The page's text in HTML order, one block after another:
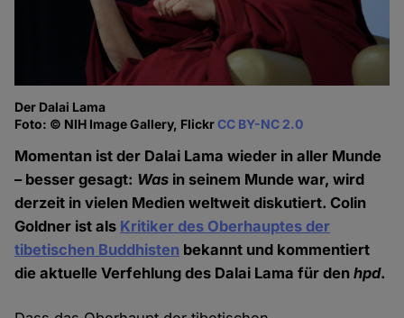
Der Dalai Lama
Foto: © NIH Image Gallery, FlickrCC BY-NC 2.0
Momentan ist der Dalai Lama wieder in aller Munde
– besser gesagt: Was in seinem Munde war, wird
derzeit in vielen Medien weltweit diskutiert. Colin
Goldner ist als Kritiker des Oberhauptes der
tibetischen Buddhisten bekannt und kommentiert
die aktuelle Verfehlung des Dalai Lama für denhpd.